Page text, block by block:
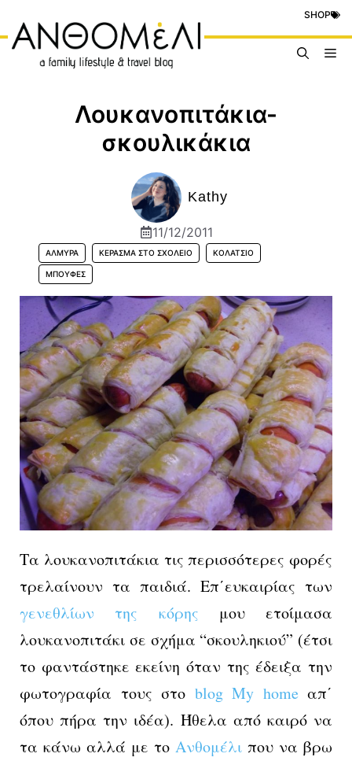
περιεχόμενο
SHOP
Λουκανοπιτάκια-
σκουλικάκια
Kathy
11/12/2011
ΑΛΜΥΡΆ ΚΈΡΑΣΜΑ ΣΤΟ ΣΧΟΛΕΊΟ ΚΟΛΑΤΣΙΌ
ΜΠΟΥΦΈΣ
Τα λουκανοπιτάκια τις περισσότερες φορές
τρελαίνουν τα παιδιά. Επ΄ευκαιρίας των
γενεθλίων της κόρης μου ετοίμασα
λουκανοπιτάκι σε σχήμα “σκουληκιού” (έτσι
το φαντάστηκε εκείνη όταν της έδειξα την
φωτογραφία τους στο blog My home απ΄
όπου πήρα την ιδέα). Ήθελα από καιρό να
τα κάνω αλλά με το Ανθομέλι που να βρω